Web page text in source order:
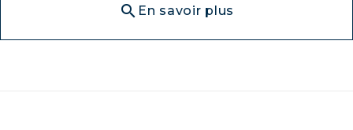
search En savoir plus